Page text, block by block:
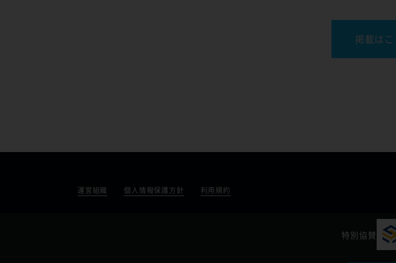
掲載は
運営組織 個人情報保護方針 利用規約
特別協賛